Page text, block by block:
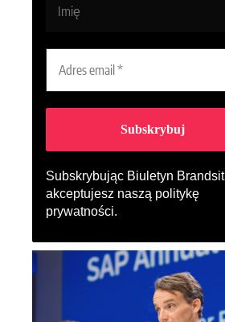
Subskrybując Biuletyn Brandsit
akceptujesz naszą politykę
prywatności.